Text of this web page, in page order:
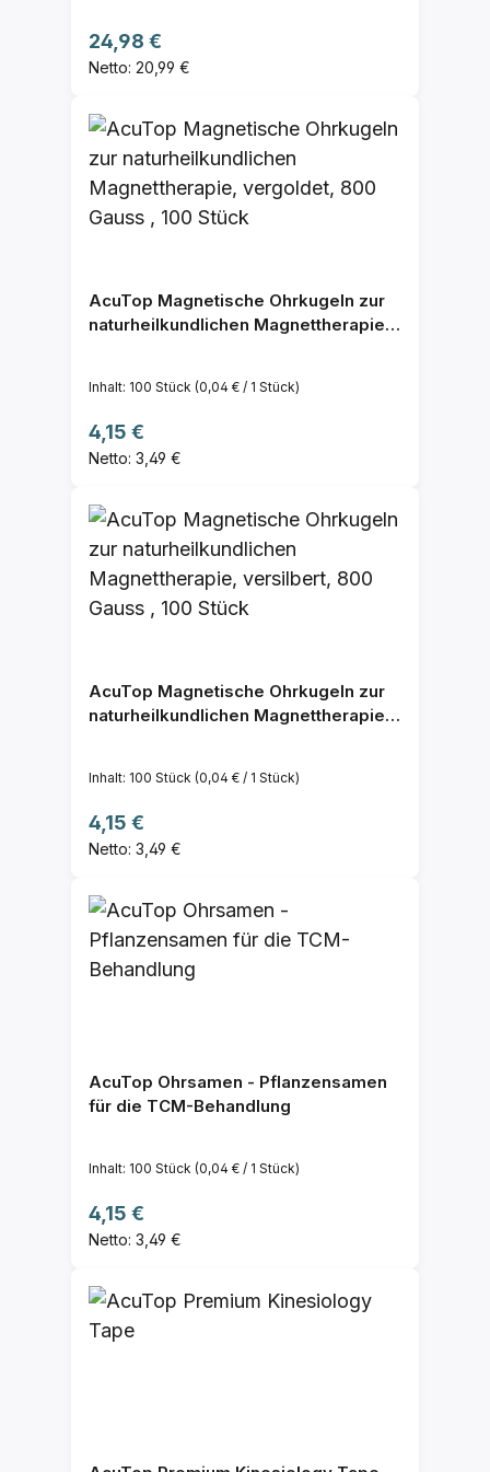
Regulärer Preis:
24,98 €
Netto: 20,99 €
AcuTop Magnetische Ohrkugeln zur
naturheilkundlichen Magnettherapie,
Inhalt: 100 Stück (0,04 € / 1 Stück)
Regulärer Preis:
4,15 €
Netto: 3,49 €
AcuTop Magnetische Ohrkugeln zur
naturheilkundlichen Magnettherapie,
Inhalt: 100 Stück (0,04 € / 1 Stück)
Regulärer Preis:
4,15 €
Netto: 3,49 €
AcuTop Ohrsamen - Pflanzensamen
für die TCM-Behandlung
Inhalt: 100 Stück (0,04 € / 1 Stück)
Regulärer Preis:
4,15 €
Netto: 3,49 €